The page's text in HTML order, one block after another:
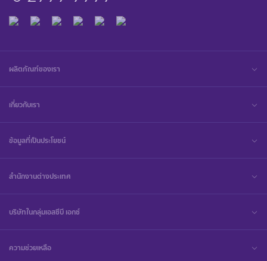
ผลิตภัณฑ์ของเรา
เกี่ยวกับเรา
ข้อมูลที่เป็นประโยชน์
สำนักงานต่างประเทศ
บริษัทในกลุ่มเอสซีบี เอกซ์
ความช่วยเหลือ